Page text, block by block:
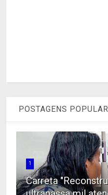
POSTAGENS
1
Carreta